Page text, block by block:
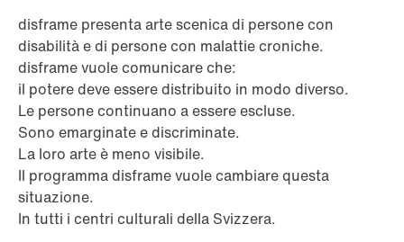
disframe presenta arte scenica di persone con
disabilità e di persone con malattie croniche.
disframe vuole comunicare che:
il potere deve essere distribuito in modo diverso.
Le persone continuano a essere escluse.
Sono emarginate e discriminate.
La loro arte è meno visibile.
Il programma disframe vuole cambiare questa
situazione.
In tutti i centri culturali della Svizzera.